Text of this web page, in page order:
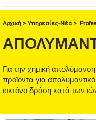
Αρχική > Υπηρεσίες-Νέα >
Για την χημική
προϊόντα για
ιοκτόνο δράση κατά των